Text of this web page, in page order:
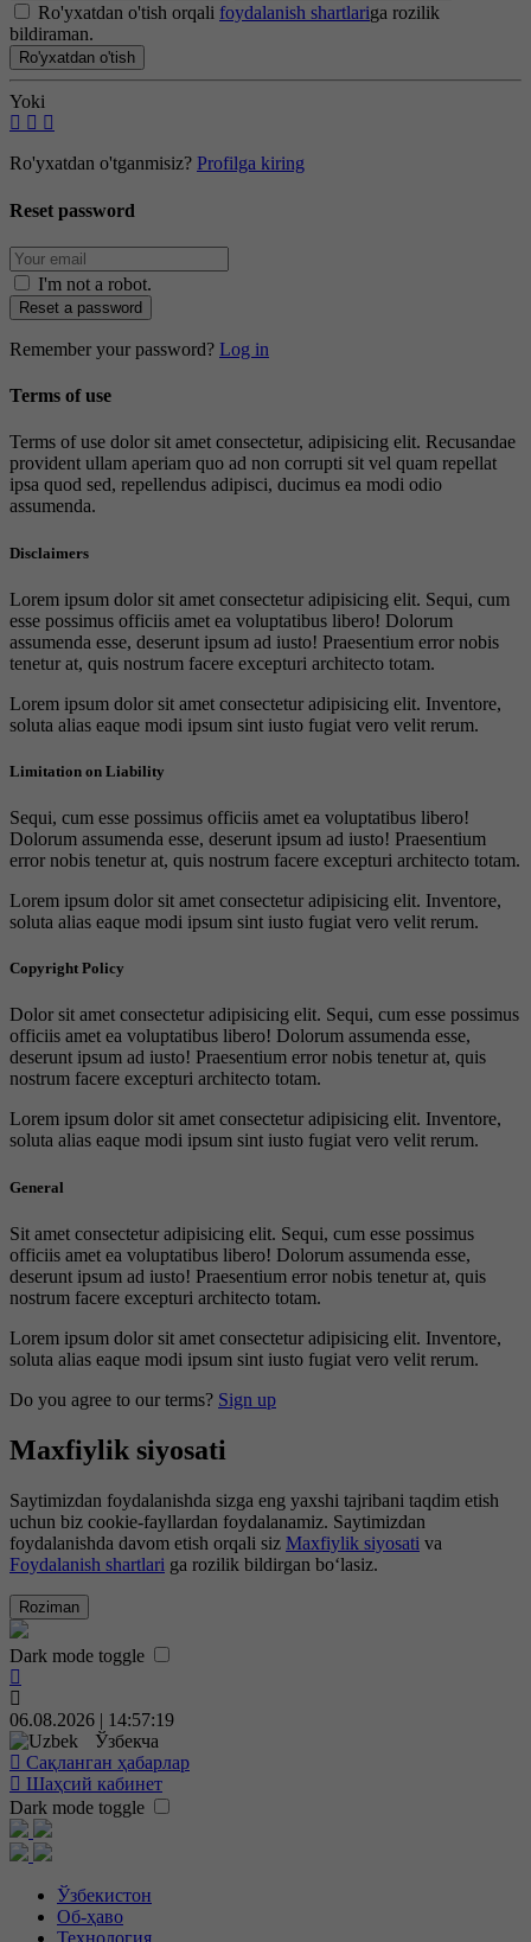
Ro'yxatdan o'tish orqali foydalanish shartlariga rozilik
bildiraman.
Ro'yxatdan o'tish
Yoki
Ro'yxatdan o'tganmisiz? Profilga kiring
Reset password
I'm not a robot.
Reset a password
Remember your password? Log in
Terms of use
Terms of use dolor sit amet consectetur, adipisicing elit. Recusandae
provident ullam aperiam quo ad non corrupti sit vel quam repellat
ipsa quod sed, repellendus adipisci, ducimus ea modi odio
assumenda.
Disclaimers
Lorem ipsum dolor sit amet consectetur adipisicing elit. Sequi, cum
esse possimus officiis amet ea voluptatibus libero! Dolorum
assumenda esse, deserunt ipsum ad iusto! Praesentium error nobis
tenetur at, quis nostrum facere excepturi architecto totam.
Lorem ipsum dolor sit amet consectetur adipisicing elit. Inventore,
soluta alias eaque modi ipsum sint iusto fugiat vero velit rerum.
Limitation on Liability
Sequi, cum esse possimus officiis amet ea voluptatibus libero!
Dolorum assumenda esse, deserunt ipsum ad iusto! Praesentium
error nobis tenetur at, quis nostrum facere excepturi architecto totam.
Lorem ipsum dolor sit amet consectetur adipisicing elit. Inventore,
soluta alias eaque modi ipsum sint iusto fugiat vero velit rerum.
Copyright Policy
Dolor sit amet consectetur adipisicing elit. Sequi, cum esse possimus
officiis amet ea voluptatibus libero! Dolorum assumenda esse,
deserunt ipsum ad iusto! Praesentium error nobis tenetur at, quis
nostrum facere excepturi architecto totam.
Lorem ipsum dolor sit amet consectetur adipisicing elit. Inventore,
soluta alias eaque modi ipsum sint iusto fugiat vero velit rerum.
General
Sit amet consectetur adipisicing elit. Sequi, cum esse possimus
officiis amet ea voluptatibus libero! Dolorum assumenda esse,
deserunt ipsum ad iusto! Praesentium error nobis tenetur at, quis
nostrum facere excepturi architecto totam.
Lorem ipsum dolor sit amet consectetur adipisicing elit. Inventore,
soluta alias eaque modi ipsum sint iusto fugiat vero velit rerum.
Do you agree to our terms? Sign up
Maxfiylik siyosati
Saytimizdan foydalanishda sizga eng yaxshi tajribani taqdim etish
uchun biz cookie-fayllardan foydalanamiz. Saytimizdan
foydalanishda davom etish orqali siz Maxfiylik siyosati va
Foydalanish shartlari ga rozilik bildirgan bo‘lasiz.
Roziman
Dark mode toggle
06.08.2026 | 14:57:20
Ўзбекча
Сақланган ҳабарлар
Шаҳсий кабинет
Dark mode toggle
Ўзбекистон
Об-ҳаво
Технология